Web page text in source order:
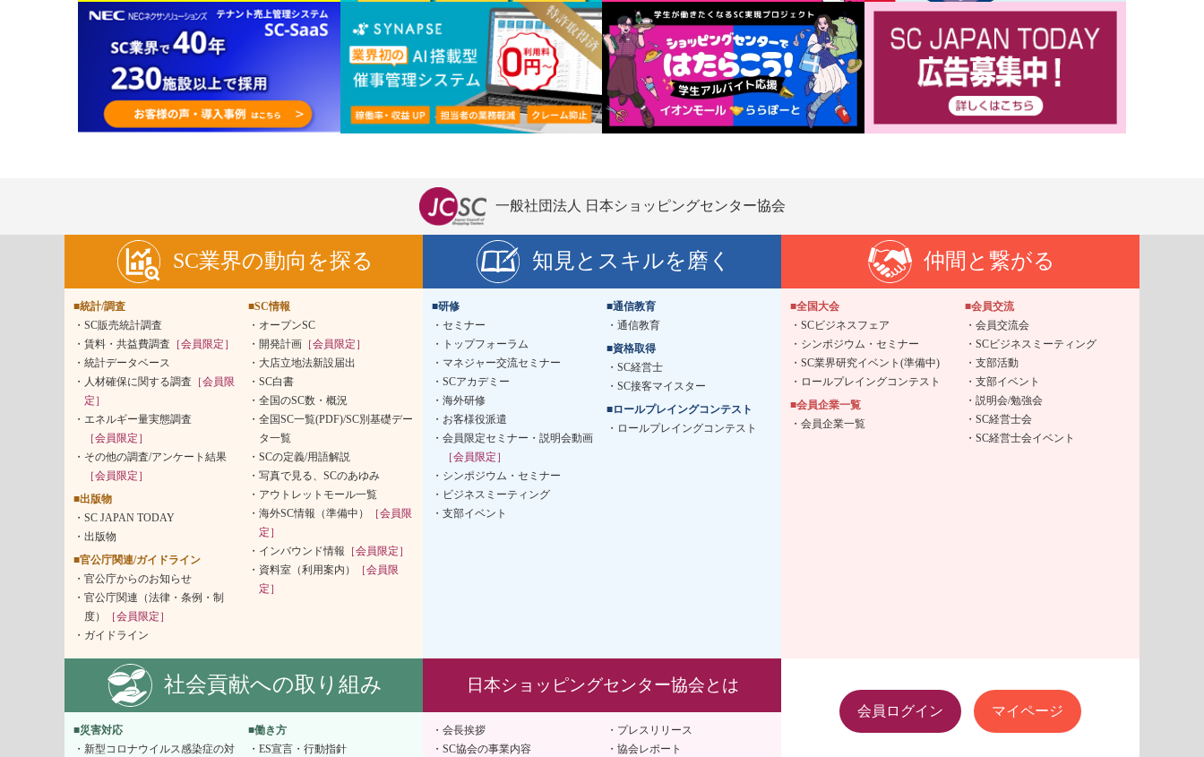
一般社団法人 日本ショッピングセンター協会
SC業界の動向を探る
■統計/調査
SC販売統計調査
賃料・共益費調査 ［会員限定］
統計データベース
人材確保に関する調査 ［会員限
定］
エネルギー量実態調査
［会員限定］
その他の調査/アンケート結果
［会員限定］
■出版物
SC JAPAN TODAY
出版物
■官公庁関連/ガイドライン
官公庁からのお知らせ
官公庁関連（法律・条例・制
度）
［会員限定］
ガイドライン
■SC情報
オープンSC
開発計画 ［会員限定］
大店立地法新設届出
SC白書
全国のSC数・概況
全国SC一覧(PDF)/SC別基礎デー
タ一覧
SCの定義/用語解説
写真で見る、SCのあゆみ
アウトレットモール一覧
海外SC情報（準備中）
［会員限
定］
インバウンド情報 ［会員限定］
資料室（利用案内）
［会員限
定］
知見とスキルを磨く
■研修
セミナー
トップフォーラム
マネジャー交流セミナー
SCアカデミー
海外研修
お客様役派遣
会員限定セミナー・説明会動画
［会員限定］
シンポジウム・セミナー
ビジネスミーティング
支部イベント
■通信教育
通信教育
■資格取得
SC経営士
SC接客マイスター
■ロールプレイングコンテスト
ロールプレイングコンテスト
仲間と繋がる
■全国大会
SCビジネスフェア
シンポジウム・セミナー
SC業界研究イベント(準備中)
ロールプレイングコンテスト
■会員企業一覧
会員企業一覧
■会員交流
会員交流会
SCビジネスミーティング
支部活動
支部イベント
説明会/勉強会
SC経営士会
SC経営士会イベント
社会貢献への取り組み
■災害対応
新型コロナウイルス感染症の対
■働き方
ES宣言・行動指針
日本ショッピングセンター協会とは
会長挨拶
SC協会の事業内容
プレスリリース
協会レポート
会員ログイン マイページ